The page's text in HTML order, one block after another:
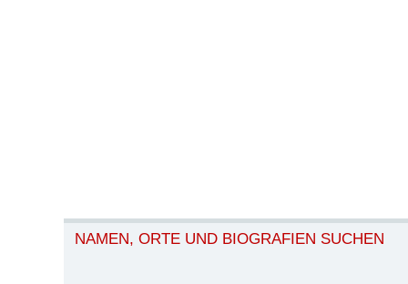
NAMEN, ORTE UND BIOGRAFIEN SUCHEN